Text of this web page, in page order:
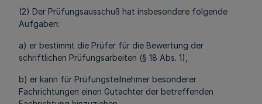
(2) Der Prüfungsausschuß hat insbesondere folgende
Aufgaben:
a) er bestimmt die Prüfer für die Bewertung der
schriftlichen Prüfungsarbeiten (§ 18 Abs. 1),
b) er kann für Prüfungsteilnehmer besonderer
Fachrichtungen einen Gutachter der betreffenden